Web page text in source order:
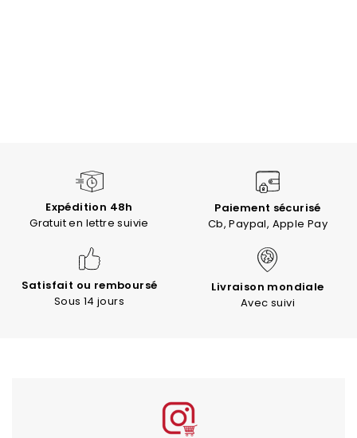
Expédition 48h
Gratuit en lettre suivie
Paiement sécurisé
Cb, Paypal, Apple Pay
Satisfait ou remboursé
Sous 14 jours
Livraison mondiale
Avec suivi